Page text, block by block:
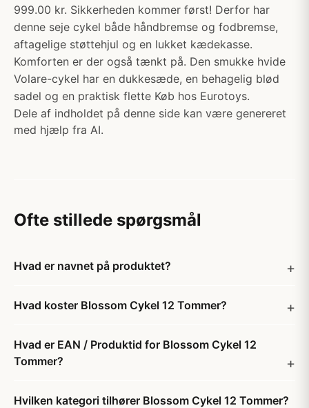
999.00 kr. Sikkerheden kommer først! Derfor har
denne seje cykel både håndbremse og fodbremse,
aftagelige støttehjul og en lukket kædekasse.
Komforten er der også tænkt på. Den smukke hvide
Volare-cykel har en dukkesæde, en behagelig blød
sadel og en praktisk flette Køb hos Eurotoys.
Dele af indholdet på denne side kan være genereret
med hjælp fra AI.
Ofte stillede spørgsmål
Hvad er navnet på produktet?
Hvad koster Blossom Cykel 12 Tommer?
Hvad er EAN / Produktid for Blossom Cykel 12
Tommer?
Hvilken kategori tilhører Blossom Cykel 12 Tommer?